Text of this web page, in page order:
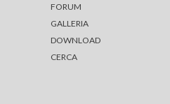
FORUM
GALLERIA
DOWNLOAD
CERCA